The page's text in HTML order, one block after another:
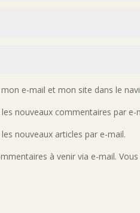
e-mail et mon site dans le
nouveaux commentaires par e-
nouveaux articles par e-mail.
à venir via e-mail.